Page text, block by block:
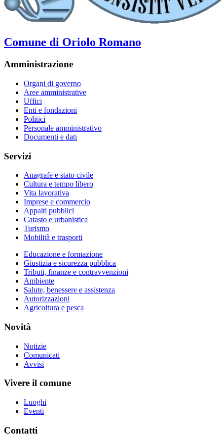
Comune di Oriolo Romano
Amministrazione
Organi di governo
Aree amministrative
Uffici
Enti e fondazioni
Politici
Personale amministrativo
Documenti e dati
Servizi
Anagrafe e stato civile
Cultura e tempo libero
Vita lavorativa
Imprese e commercio
Appalti pubblici
Catasto e urbanistica
Turismo
Mobilità e trasporti
Educazione e formazione
Giustizia e sicurezza pubblica
Tributi, finanze e contravvenzioni
Ambiente
Salute, benessere e assistenza
Autorizzazioni
Agricoltura e pesca
Novità
Notizie
Comunicati
Avvisi
Vivere il comune
Luoghi
Eventi
Contatti